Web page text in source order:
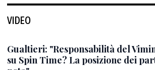
VIDEO
Gualtieri: "Responsabilità del
su Spin Time? La posizione dei